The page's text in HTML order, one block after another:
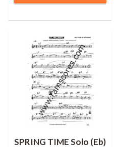
SPRING TIME Solo (Eb)